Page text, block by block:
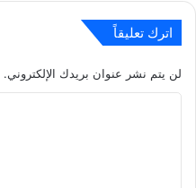
اترك تعليقاً
لن يتم نشر عنوان بريدك الإلكتروني.